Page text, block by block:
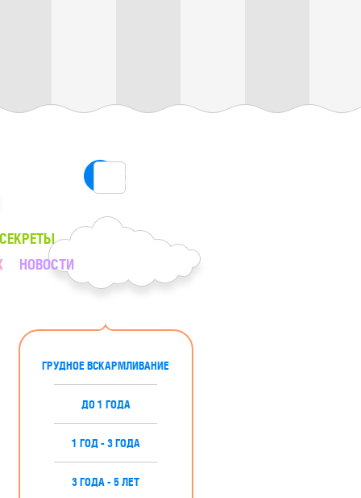
ПОИСК
НОВОСТИ
ГРУДНОЕ ВСКАРМЛИВАНИЕ
ДО 1 ГОДА
1 ГОД - 3 ГОДА
3 ГОДА - 5 ЛЕТ